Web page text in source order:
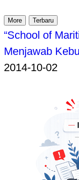
More Terbaru
“School of
Menjawab
2014-10-02